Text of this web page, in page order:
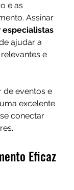
e as
Assinar
ajudar a
e
de eventos e
excelente
conectar
Eficaz